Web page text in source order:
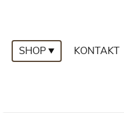
SHOP KONTAKT